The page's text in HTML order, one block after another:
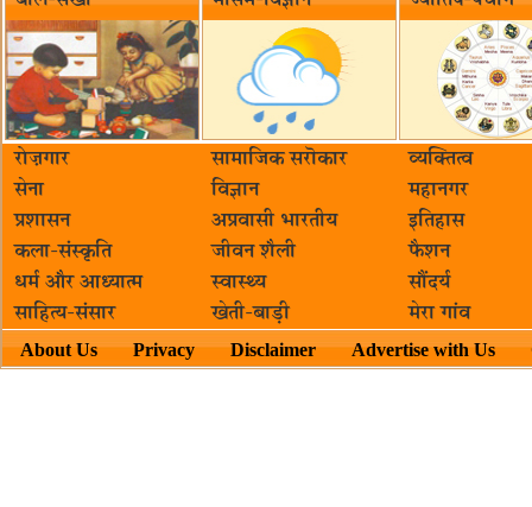
रोज़गार सामाजिक सरॊकार‌
व्यक्तित्व
सेना
विज्ञान
महानगर
प्रशासन
अप्रवासी भारतीय
इतिहास
कला-संस्कृति
जीवन शैली
फैशन
धर्म और आध्यात्म
स्वास्थ्य
सौंदर्य
साहित्य-संसार
खेती-बाड़ी मेरा गांव
About Us Privacy Disclaimer Advertise with Us